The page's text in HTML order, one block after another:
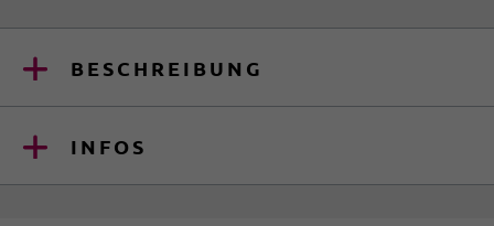
BESCHREIBUNG
INFOS